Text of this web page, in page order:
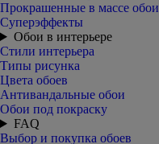
Прокрашенные в массе обои
Суперэффекты
Обои в интерьере
Стили интерьера
Типы рисунка
Цвета обоев
Антивандальные обои
Обои под покраску
FAQ
Выбор и покупка обоев